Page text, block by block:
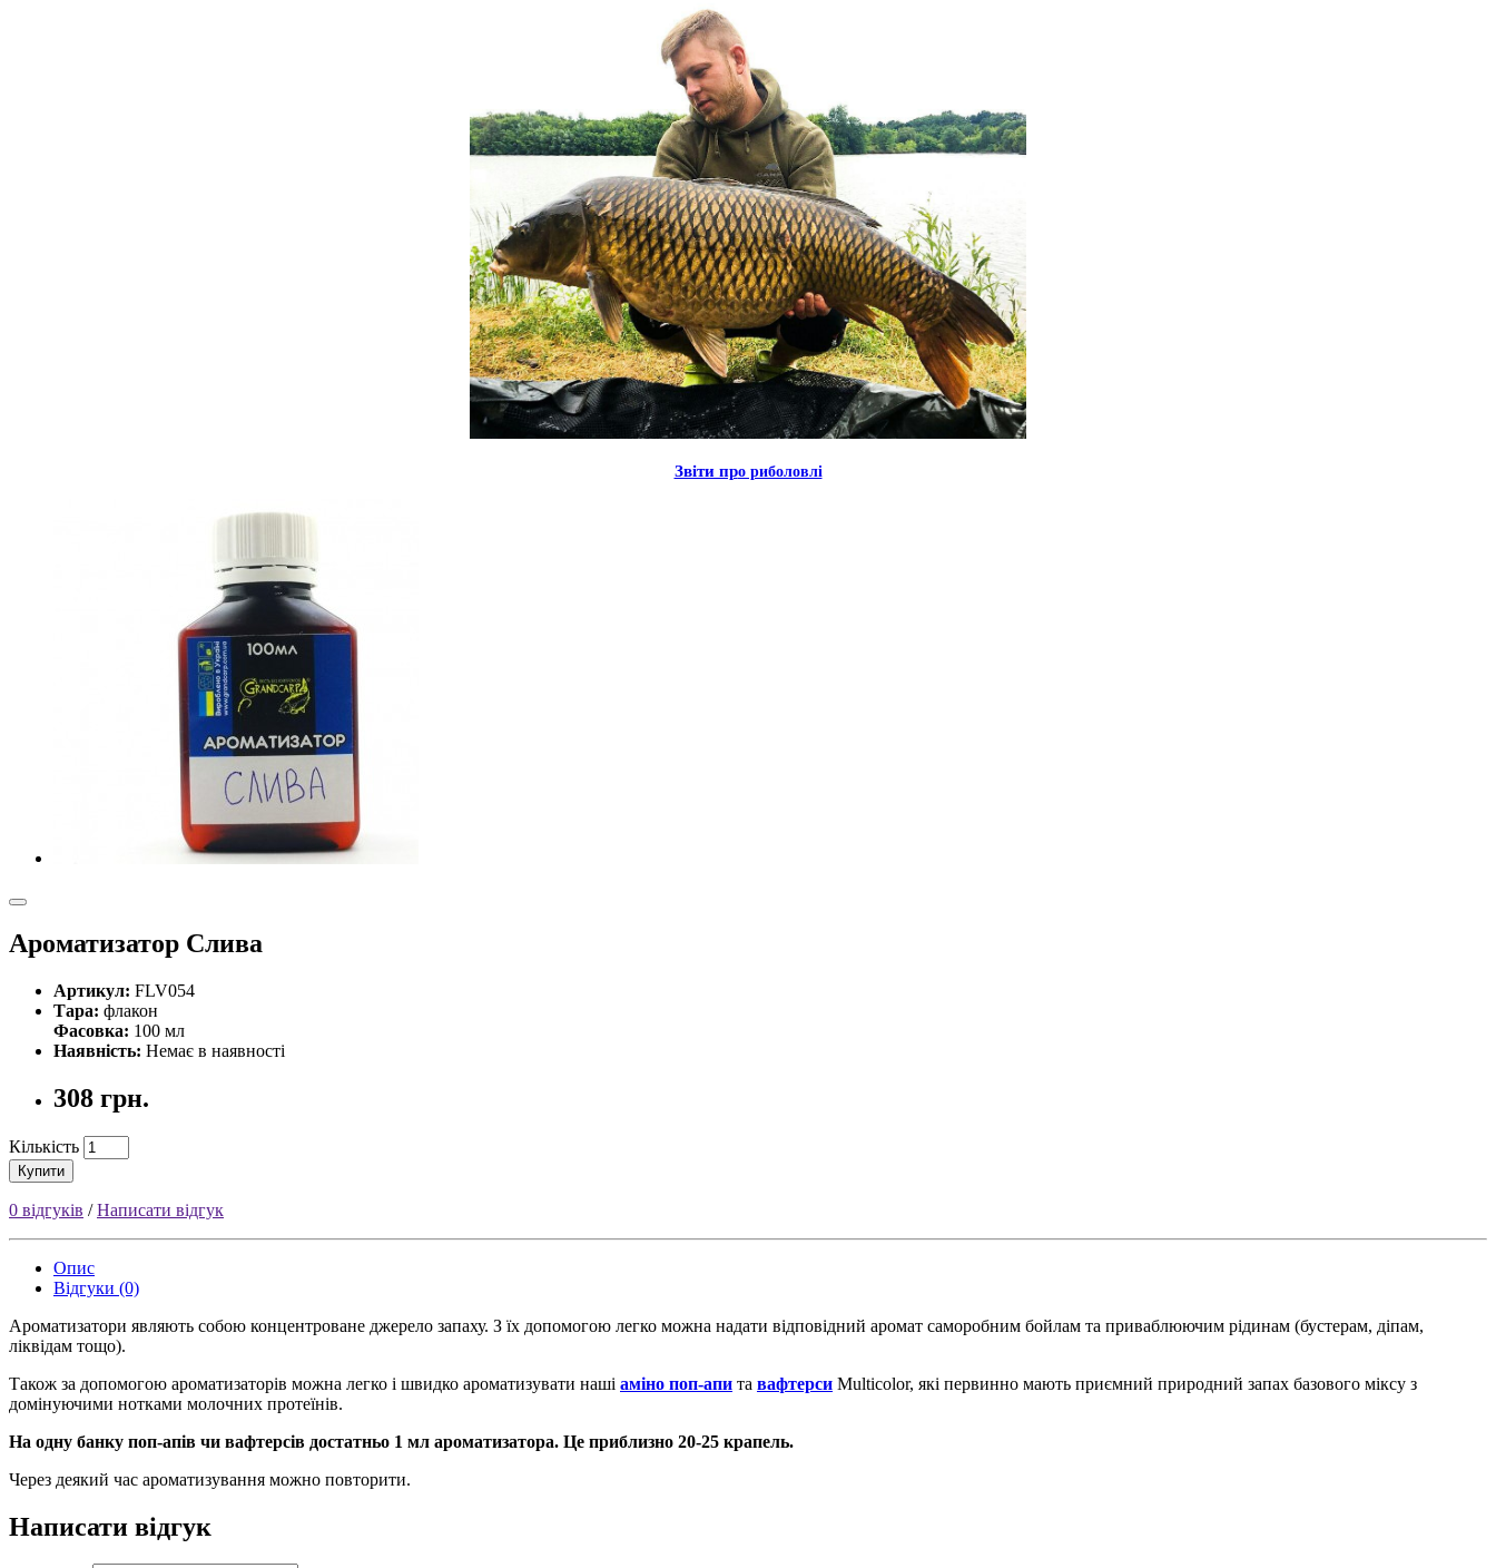
Звiти про риболовлi
Ароматизатор Слива
Артикул: FLV054
Тара: флакон
Фасовка: 100 мл
Наявність: Немає в наявності
308 грн.
Кількість
Купити
0 відгуків /Написати відгук
Опис
Відгуки (0)
Ароматизатори являють собою концентроване джерело запаху. З їх допомогою легко можна надати відповідний аромат саморобним бойлам та приваблюючим рідинам (бустерам, діпам,
ліквідам тощо).
Також за допомогою ароматизаторів можна легко і швидко ароматизувати наші аміно поп-апи та вафтерси Multicolor, які первинно мають приємний природний запах базового міксу з
домінуючими нотками молочних протеїнів.
На одну банку поп-апів чи вафтерсів достатньо 1 мл ароматизатора. Це приблизно 20-25 крапель.
Через деякий час ароматизування можно повторити.
Написати відгук